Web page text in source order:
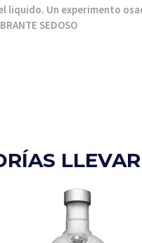
liquido. Un experimento
SEDOSO
LLEVAR